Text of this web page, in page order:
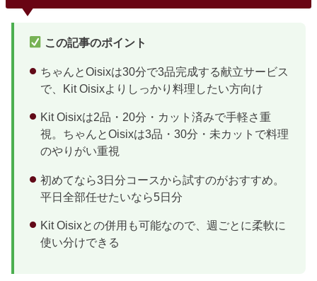
できます。5社のお試しセット比較一覧サービスお試し価格
この記事のポイント
ちゃんとOisixは30分で3品完成する献立サービス
で、Kit Oisixよりしっかり料理したい方向け
Kit Oisixは2品・20分・カット済みで手軽さ重
視。ちゃんとOisixは3品・30分・未カットで料理
のやりがい重視
初めてなら3日分コースから試すのがおすすめ。
平日全部任せたいなら5日分
Kit Oisixとの併用も可能なので、週ごとに柔軟に
使い分けできる